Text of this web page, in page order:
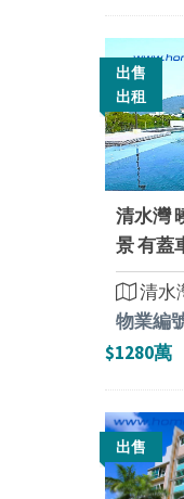
出售
出租
清水灣
景 有蓋
清水
物業編
$1280萬
出售